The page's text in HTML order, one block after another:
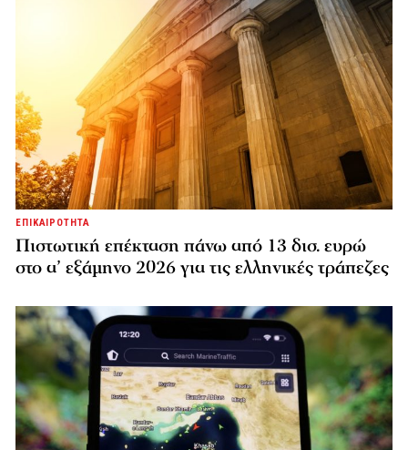
ΕΠΙΚΑΙΡΟΤΗΤΑ
Πιστωτική επέκταση πάνω από 13 δισ. ευρώ
στο α’ εξάμηνο 2026 για τις ελληνικές τράπεζες